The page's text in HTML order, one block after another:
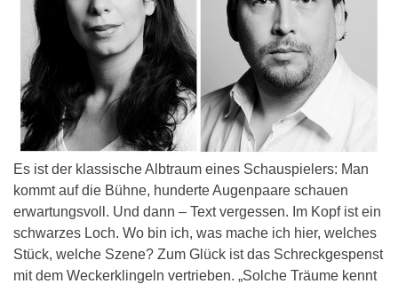
Es ist der klassische Albtraum eines Schauspielers: Man
kommt auf die Bühne, hunderte Augenpaare schauen
erwartungsvoll. Und dann – Text vergessen. Im Kopf ist ein
schwarzes Loch. Wo bin ich, was mache ich hier, welches
Stück, welche Szene? Zum Glück ist das Schreckgespenst
mit dem Weckerklingeln vertrieben. „Solche Träume kennt